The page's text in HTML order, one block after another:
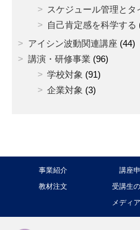
スケジュール管理と
自己肯定感を科学する
アイシン波動関連講座 (44)
講演・研修事業 (96)
学校対象 (91)
企業対象 (3)
事業紹介 講座
教材注文
受講生
メディ